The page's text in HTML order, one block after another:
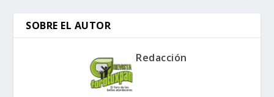
SOBRE EL AUTOR
Redacción